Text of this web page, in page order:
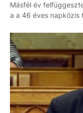
Másfél év
a a 46 éves napközis